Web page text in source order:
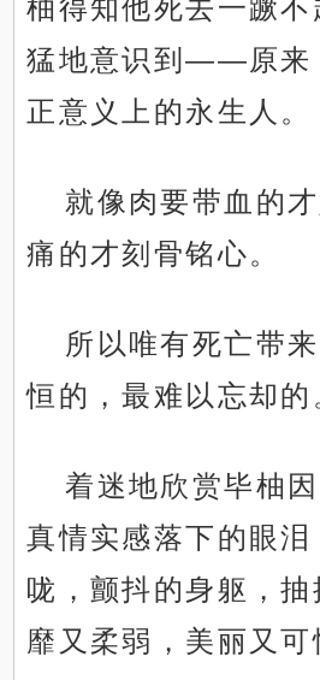
柚得知他死去一蹶
猛地意识到——原来
正意义上的永生人。
就像肉要带血的
痛的才刻骨铭心。
所以唯有死亡带
恒的，最难以忘却的
着迷地欣赏毕柚
真情实感落下的眼泪
咙，颤抖的身躯，
靡又柔弱，美丽又可